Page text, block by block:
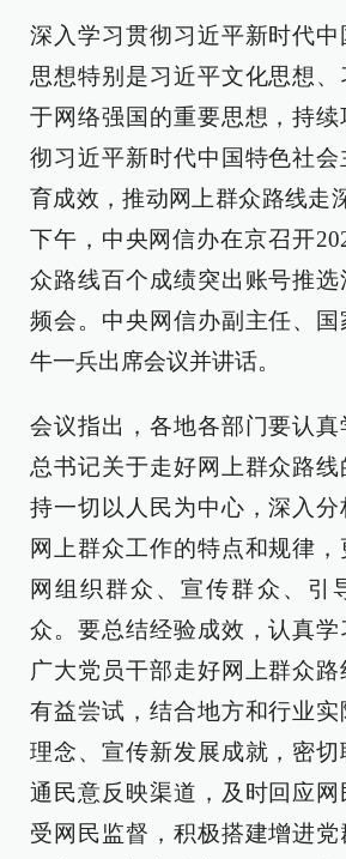
深入学习贯彻习近平新时代中
思想特别是习近平文化思想
于网络强国的重要思想，持
彻习近平新时代中国特色社
育成效，推动网上群众路线走
下午，中央网信办在京召开
众路线百个成绩突出账号推
频会。中央网信办副主任、
牛一兵出席会议并讲话。
会议指出，各地各部门要认
总书记关于走好网上群众路
持一切以人民为中心，深入
网上群众工作的特点和规律
网组织群众、宣传群众、引
众。要总结经验成效，认真
广大党员干部走好网上群众
有益尝试，结合地方和行业
理念、宣传新发展成就，密
通民意反映渠道，及时回应
受网民监督，积极搭建增进